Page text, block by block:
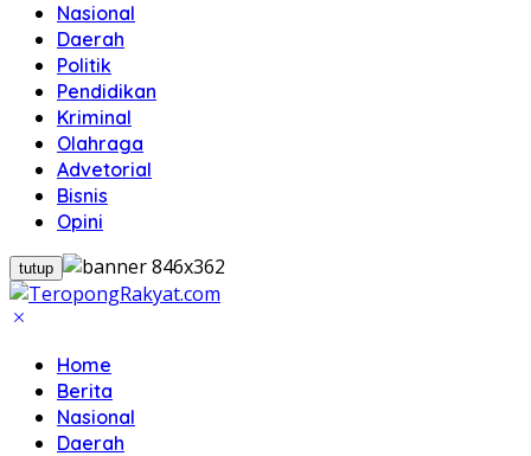
Nasional
Daerah
Politik
Pendidikan
Kriminal
Olahraga
Advetorial
Bisnis
Opini
tutup
Home
Berita
Nasional
Daerah